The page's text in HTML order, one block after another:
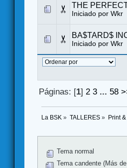
THE
Iniciado por Wkr
BA$TARD$
Iniciado por Wkr
Páginas: [1]2 3 ... 58
La BSK » TALLERES» Print
Tema normal
Tema candente (Más